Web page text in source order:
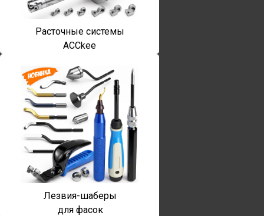
Расточные системы
ACCkee
Лезвия-шаберы
для фасок